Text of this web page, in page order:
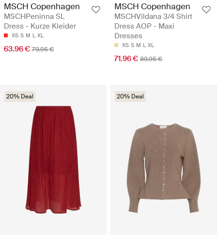
MSCH Copenhagen
MSCHPeninna SL
Dress - Kurze Kleider
XS S M L XL
63.96 € 79.95 €
MSCH Copenhagen
MSCHVildana 3/4 Shirt
Dress AOP - Maxi
Dresses
XS S M L XL
71.96 € 89.95 €
20% Deal 20% Deal